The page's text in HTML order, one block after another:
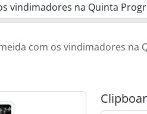
vindimadores na Quinta
vindimadores
com os vindimadores na